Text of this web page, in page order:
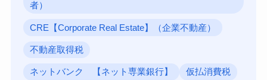
者）
CRE【Corporate Real Estate】（企業不動産）
不動産取得税
ネットバンク 【ネット専業銀行】 仮払消費税